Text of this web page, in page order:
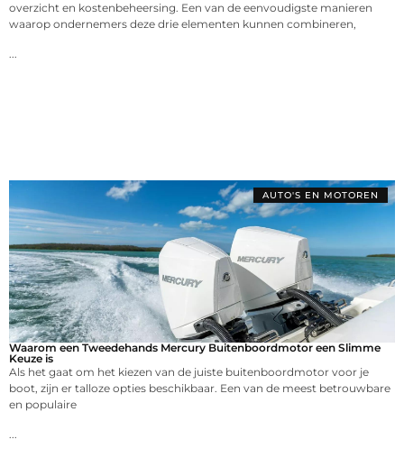
overzicht en kostenbeheersing. Een van de eenvoudigste manieren
waarop ondernemers deze drie elementen kunnen combineren,
AUTO'S EN MOTOREN
Waarom een Tweedehands Mercury Buitenboordmotor een Slimme
Keuze is
Als het gaat om het kiezen van de juiste buitenboordmotor voor je
boot, zijn er talloze opties beschikbaar. Een van de meest betrouwbare
en populaire